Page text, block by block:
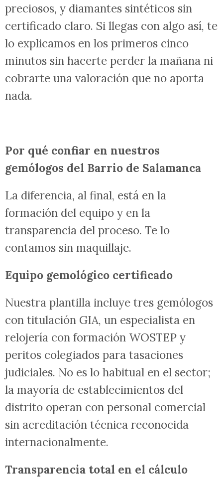
preciosos, y diamantes sintéticos sin
certificado claro. Si llegas con algo así, te
lo explicamos en los primeros cinco
minutos sin hacerte perder la mañana ni
cobrarte una valoración que no aporta
nada.
Por qué confiar en nuestros
gemólogos del Barrio de Salamanca
La diferencia, al final, está en la
formación del equipo y en la
transparencia del proceso. Te lo
contamos sin maquillaje.
Equipo gemológico certificado
Nuestra plantilla incluye tres gemólogos
con titulación GIA, un especialista en
relojería con formación WOSTEP y
peritos colegiados para tasaciones
judiciales. No es lo habitual en el sector;
la mayoría de establecimientos del
distrito operan con personal comercial
sin acreditación técnica reconocida
internacionalmente.
Transparencia total en el cálculo